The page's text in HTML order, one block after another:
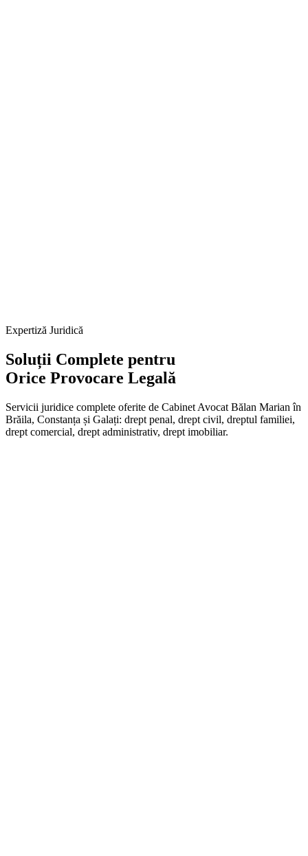
Expertiză Juridică
Soluții Complete pentru
Orice Provocare Legală
Servicii juridice complete oferite de Cabinet Avocat Bălan Marian în
Brăila, Constanța și Galați: drept penal, drept civil, dreptul familiei,
drept comercial, drept administrativ, drept imobiliar.